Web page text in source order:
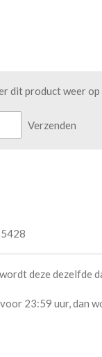
dit product weer
Verzenden
deze dezelfde
23:59 uur, dan